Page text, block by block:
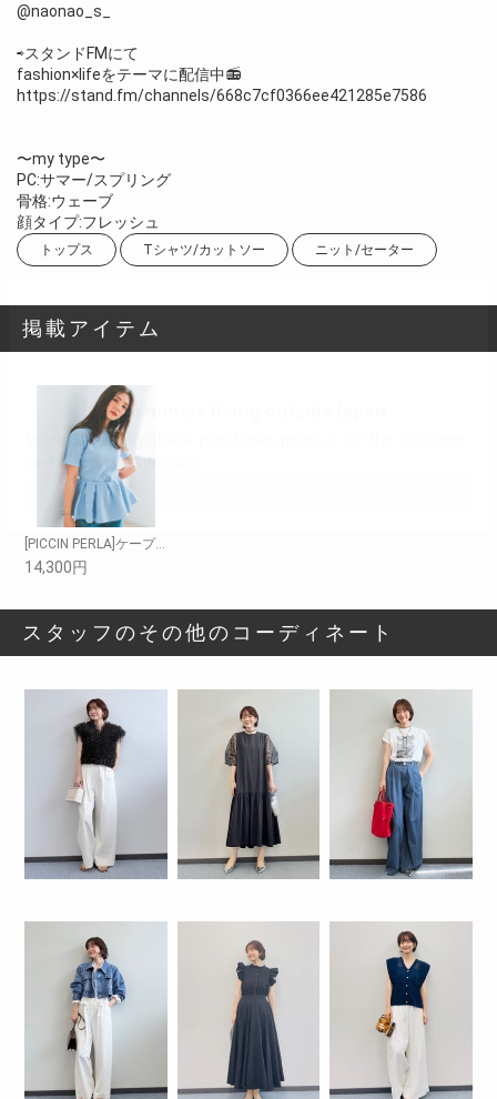
@naonao_s_
⇨スタンドFMにて
fashion×lifeをテーマに配信中📻
https://stand.fm/channels/668c7cf0366ee421285e7586
〜my type〜
PC:サマー/スプリング
骨格:ウェーブ
顔タイプ:フレッシュ
トップス Tシャツ/カットソー ニット/セーター
掲載アイテム
[PICCIN PERLA]ケープ付きニット
14,300円
スタッフのその他のコーディネート